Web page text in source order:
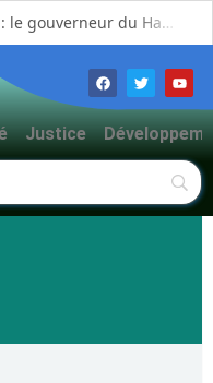
Bunia : le gouverneur du Haut-Uélé, Jean Bakomito Gambu, en mission de travail pour renforcer la coordination sécuritaire et sanitaire avec l’Ituri
Bunia : l’AIDAC-ASBL organise une prière d’action de grâce en l’honneur des finalistes musulmans admis à l’Examen d’État édition 2026
Ituri : un centre de traitement Ebola de plus de 100 lits ouvre ses portes pour renforcer la riposte
Ituri / Riposte contre Ebola : World Vision forme 50 leaders religieux à Bunia pour transformer la foi en actions contre Ebola
Djugu : l’ASADS et ALCAM sensibilisent près de 300 déplacés de Plaine Savo sur la protection des enfants et la cohésion sociale
Justice